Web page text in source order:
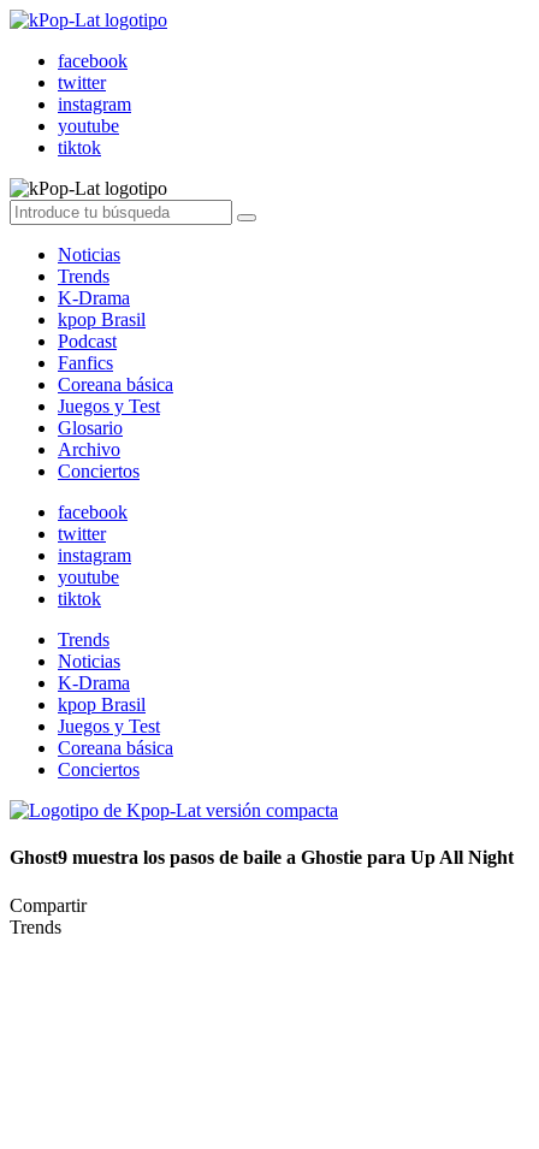
facebook
twitter
instagram
youtube
tiktok
Noticias
Trends
K-Drama
kpop Brasil
Podcast
Fanfics
Coreana básica
Juegos y Test
Glosario
Archivo
Conciertos
facebook
twitter
instagram
youtube
tiktok
Trends
Noticias
K-Drama
kpop Brasil
Juegos y Test
Coreana básica
Conciertos
Ghost9 muestra los pasos de baile a Ghostie para Up All Night
Compartir
Trends